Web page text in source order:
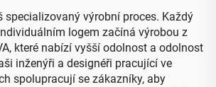
specializovaný výrobní proces. Každý
logem začíná výrobou z
které nabízí vyšší odolnost a odolnost
inženýři a designéři pracující ve
spolupracují se zákazníky, aby